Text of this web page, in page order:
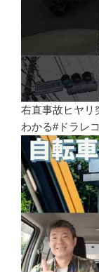
右直事故ヒヤリ
わかる#ドラレ